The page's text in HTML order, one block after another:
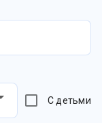
С детьми